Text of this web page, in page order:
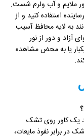
ملایم و آب ولرم شست.
استفاده کنید و از
به لایه محافظ آسیب
آزاد و دور از نور
است. شستشوی هر ۲ تا ۴ ماه یکبار یا به محض مشاهده
یک کاور روی تشک
برابر نفوذ مایعات،